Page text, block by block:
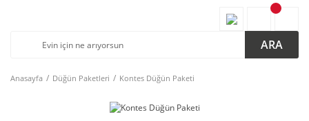
ARA
Anasayfa Düğün Paketleri Kontes Düğün Paketi